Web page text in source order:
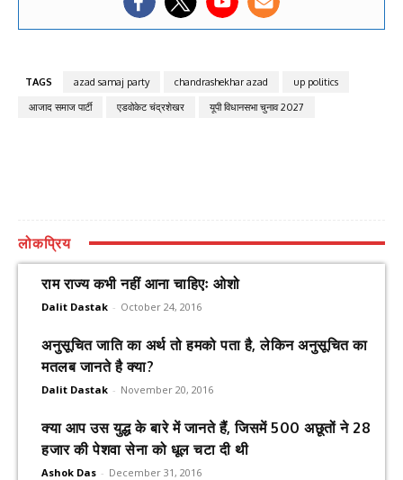
TAGS azad samaj party chandrashekhar azad
up politics
आजाद समाज पार्टी
एडवोकेट चंद्रशेखर यूपी विधानसभा चुनाव 2027
लोकप्रिय
राम राज्य कभी नहीं आना चाहिएः ओशो
Dalit Dastak - October 24, 2016
अनुसूचित जाति का अर्थ तो हमको पता है, लेकिन अनुसूचित का
मतलब जानते है क्या?
Dalit Dastak - November 20, 2016
क्या आप उस युद्ध के बारे में जानते हैं, जिसमें 500 अछूतों ने 28
हजार की पेशवा सेना को धूल चटा दी थी
Ashok Das - December 31, 2016